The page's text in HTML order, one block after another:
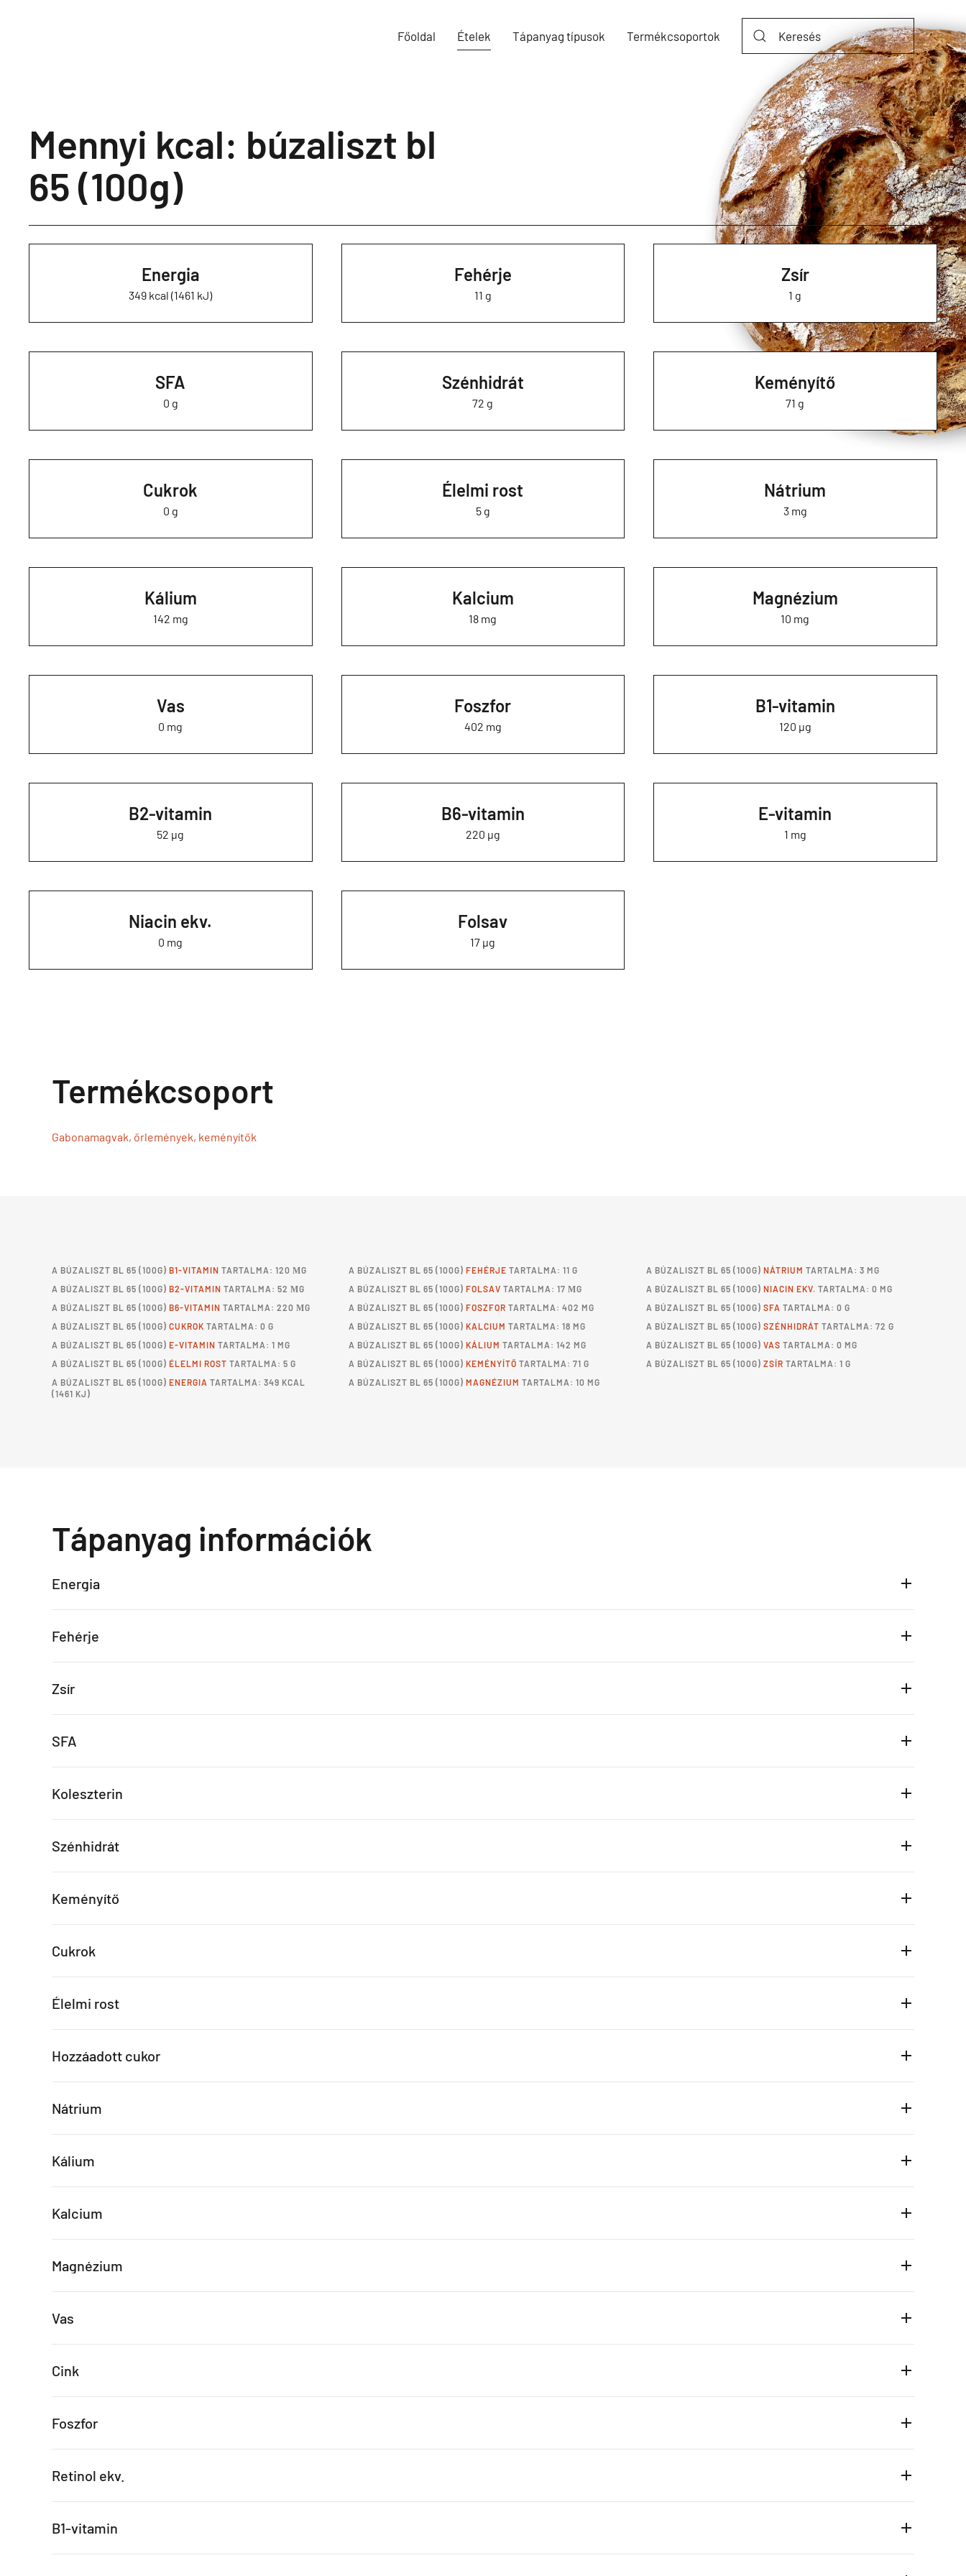
Főoldal Ételek Tápanyag típusok Termékcsoportok
Mennyi kcal: búzaliszt bl
65 (100g)
Energia
349 kcal (1461 kJ)
Fehérje
11 g
Zsír
1 g
SFA
0 g
Szénhidrát
72 g
Keményítő
71 g
Cukrok
0 g
Élelmi rost
5 g
Nátrium
3 mg
Kálium
142 mg
Kalcium
18 mg
Magnézium
10 mg
Vas
0 mg
Foszfor
402 mg
B1-vitamin
120 µg
B2-vitamin
52 µg
B6-vitamin
220 µg
E-vitamin
1 mg
Niacin ekv.
0 mg
Folsav
17 µg
Termékcsoport
Gabonamagvak, őrlemények, keményítők
A BÚZALISZT BL 65 (100G) B1-VITAMIN TARTALMA: 120 ΜG
A BÚZALISZT BL 65 (100G) B2-VITAMIN TARTALMA: 52 ΜG
A BÚZALISZT BL 65 (100G) B6-VITAMIN TARTALMA: 220 ΜG
A BÚZALISZT BL 65 (100G) CUKROK TARTALMA: 0 G
A BÚZALISZT BL 65 (100G) E-VITAMIN TARTALMA: 1 MG
A BÚZALISZT BL 65 (100G) ÉLELMI ROST TARTALMA: 5 G
A BÚZALISZT BL 65 (100G) ENERGIA TARTALMA: 349 KCAL
(1461 KJ)
A BÚZALISZT BL 65 (100G)FEHÉRJE TARTALMA: 11 G
A BÚZALISZT BL 65 (100G)FOLSAV TARTALMA: 17 ΜG
A BÚZALISZT BL 65 (100G)FOSZFOR TARTALMA: 402 MG
A BÚZALISZT BL 65 (100G)KALCIUM TARTALMA: 18 MG
A BÚZALISZT BL 65 (100G)KÁLIUM TARTALMA: 142 MG
A BÚZALISZT BL 65 (100G)KEMÉNYÍTŐ TARTALMA: 71 G
A BÚZALISZT BL 65 (100G)MAGNÉZIUM TARTALMA: 10 MG
A BÚZALISZT BL 65 (100G) NÁTRIUM TARTALMA: 3 MG
A BÚZALISZT BL 65 (100G) NIACIN EKV. TARTALMA: 0 MG
A BÚZALISZT BL 65 (100G) SFA TARTALMA: 0 G
A BÚZALISZT BL 65 (100G) SZÉNHIDRÁT TARTALMA: 72 G
A BÚZALISZT BL 65 (100G) VAS TARTALMA: 0 MG
A BÚZALISZT BL 65 (100G) ZSÍR TARTALMA: 1 G
Tápanyag információk
Energia
Fehérje
Zsír
SFA
Koleszterin
Szénhidrát
Keményítő
Cukrok
Élelmi rost
Hozzáadott cukor
Nátrium
Kálium
Kalcium
Magnézium
Vas
Cink
Foszfor
Retinol ekv.
B1-vitamin